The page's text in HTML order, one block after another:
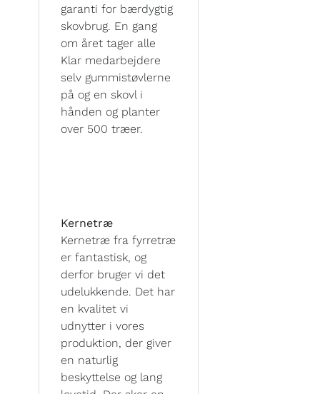
garanti for bærdygtig
skovbrug. En gang
om året tager alle
Klar medarbejdere
selv gummistøvlerne
på og en skovl i
hånden og planter
over 500 træer.
Kernetræ
Kernetræ fra fyrretræ
er fantastisk, og
derfor bruger vi det
udelukkende. Det har
en kvalitet vi
udnytter i vores
produktion, der giver
en naturlig
beskyttelse og lang